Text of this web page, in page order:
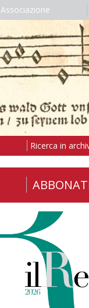
Associazione
Ricerca in